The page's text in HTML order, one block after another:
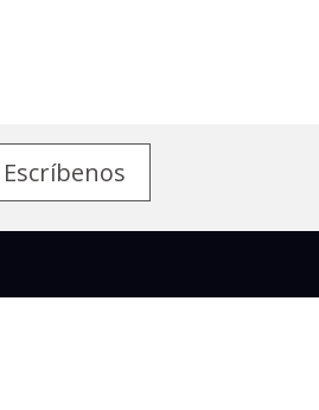
Escríbenos